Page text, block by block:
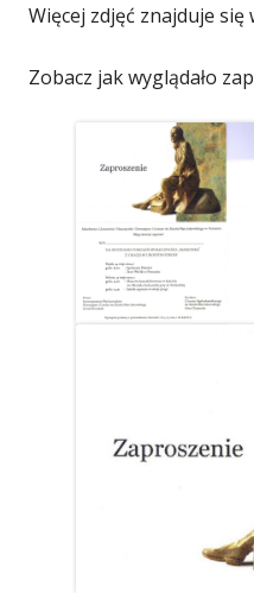
Więcej zdjęć znajduje się
Zobacz jak wyglądało